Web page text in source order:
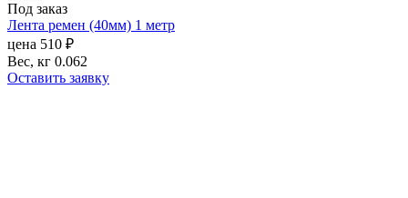
Под заказ
Лента ремен (40мм) 1 метр
цена 510 ₽
Вес, кг 0.062
Оставить заявку